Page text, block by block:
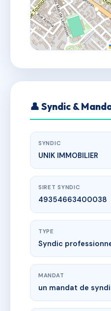
👤 Syndic &
SYNDIC
UNIK IMMOBILIER
SIRET SYNDIC
49354663400038
TYPE
Syndic
MANDAT
un mandat de